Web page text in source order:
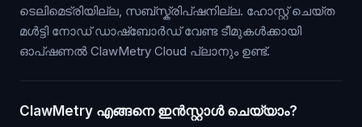
ടെലിമെട്രിയില്ല, സബ്സ്ക്രിപ്ഷനില്ല. ഹോസ്റ്റ് ചെയ്ത
മൾട്ടി നോഡ് ഡാഷ്ബോർഡ് വേണ്ട ടീമുകൾക്കായി
ഓപ്ഷണൽ ClawMetry Cloud പ്ലാനും ഉണ്ട്.
ClawMetry എങ്ങനെ ഇൻസ്റ്റാൾ ചെയ്യാം?